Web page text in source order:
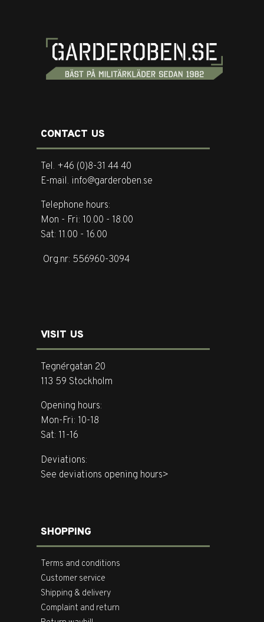
CONTACT US
Tel. +46 (0)8-31 44 40
E-mail. info@garderoben.se
Telephone hours:
Mon - Fri: 10.00 - 18.00
Sat: 11.00 - 16.00
Org.nr: 556960-3094
VISIT US
Tegnérgatan 20
113 59 Stockholm
Opening hours:
Mon-Fri: 10-18
Sat: 11-16
Deviations:
See deviations opening hours>
SHOPPING
Terms and conditions
Customer service
Shipping & delivery
Complaint and return